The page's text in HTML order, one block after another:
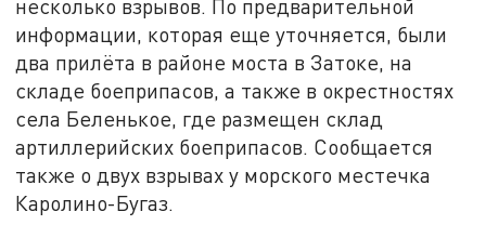
несколько взрывов. По предварительной
информации, которая еще уточняется, были
два прилёта в районе моста в Затоке, на
складе боеприпасов, а также в окрестностях
села Беленькое, где размещен склад
артиллерийских боеприпасов. Сообщается
также о двух взрывах у морского местечка
Каролино-Бугаз.